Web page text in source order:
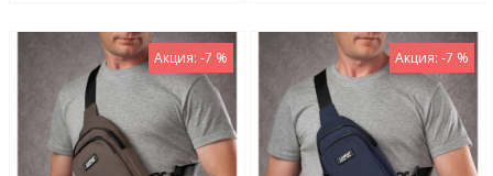
Акция: -7 % Акция: -7 %